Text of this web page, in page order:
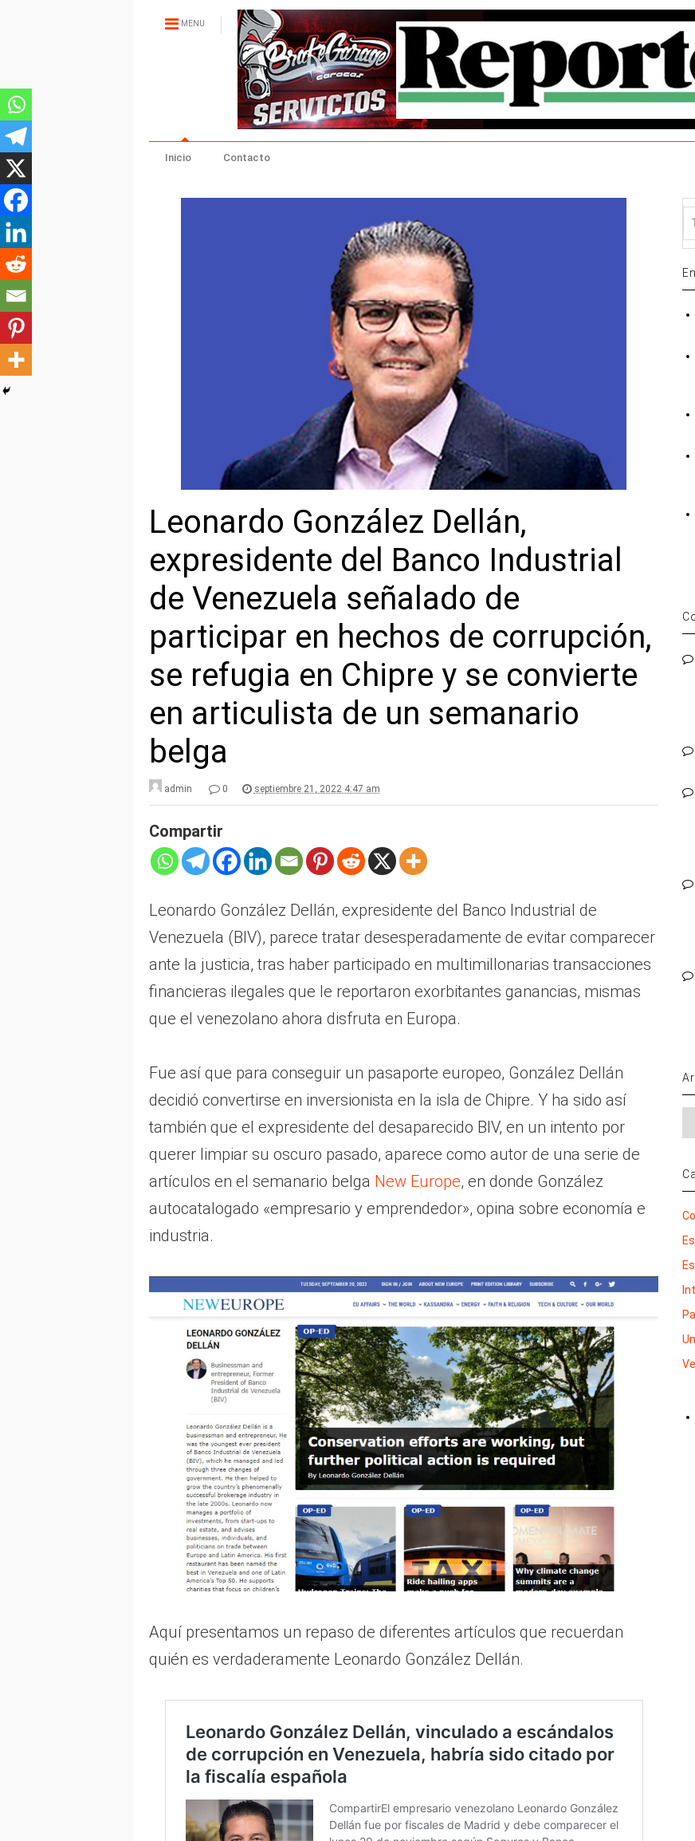
MENU
Inicio Contacto
Leonardo González Dellán,
expresidente del Banco Industrial
de Venezuela señalado de
participar en hechos de corrupción,
se refugia en Chipre y se convierte
en articulista de un semanario
belga
admin 0 septiembre 21, 2022 4:47 am
Compartir
Leonardo González Dellán, expresidente del Banco Industrial de
Venezuela (BIV), parece tratar desesperadamente de evitar comparecer
ante la justicia, tras haber participado en multimillonarias transacciones
financieras ilegales que le reportaron exorbitantes ganancias, mismas
que el venezolano ahora disfruta en Europa.
Fue así que para conseguir un pasaporte europeo, González Dellán
decidió convertirse en inversionista en la isla de Chipre. Y ha sido así
también que el expresidente del desaparecido BIV, en un intento por
querer limpiar su oscuro pasado, aparece como autor de una serie de
artículos en el semanario belga New Europe, en donde González
autocatalogado «empresario y emprendedor», opina sobre economía e
industria.
Aquí presentamos un repaso de diferentes artículos que recuerdan
quién es verdaderamente Leonardo González Dellán.